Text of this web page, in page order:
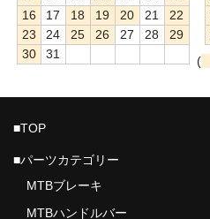
MTBグリップ
MTBシフター
MTBチェーンガイド
MTBハンドルバー
16
17 18 19 20 21
22
23
24 25 26 27 28
29
30
31
(
■TOP
■パーツカテゴリー
MTBブレーキ
MTBハンドルバー